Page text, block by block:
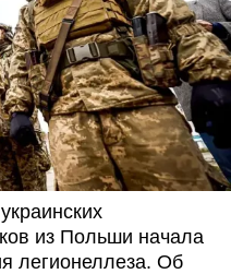
из Польши начала
легионеллеза. Об